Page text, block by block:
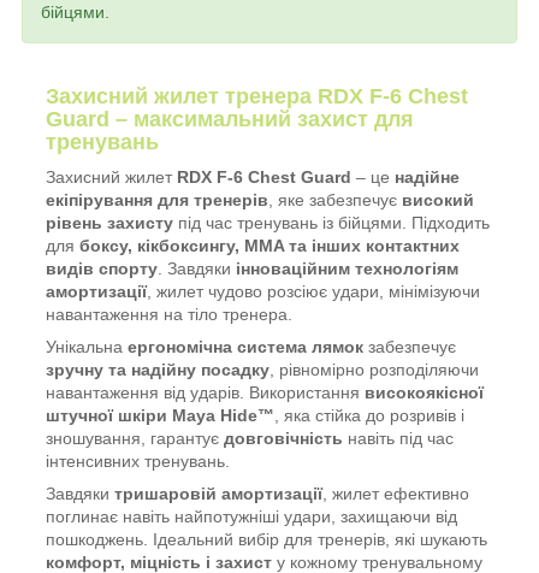
бійцями.
Захисний жилет тренера RDX F-6 Chest
Guard – максимальний захист для
тренувань
Захисний жилет RDX F-6 Chest Guard – це надійне
екіпірування для тренерів , яке забезпечує високий
рівень захисту під час тренувань із бійцями. Підходить
для боксу, кікбоксингу, MMA та інших контактних
видів спорту . Завдяки інноваційним технологіям
амортизації, жилет чудово розсіює удари, мінімізуючи
навантаження на тіло тренера.
Унікальна ергономічна система лямок забезпечує
зручну та надійну посадку , рівномірно розподіляючи
навантаження від ударів. Використання високоякісної
штучної шкіри Maya Hide™ , яка стійка до розривів і
зношування, гарантує довговічність навіть під час
інтенсивних тренувань.
Завдяки тришаровій амортизації, жилет ефективно
поглинає навіть найпотужніші удари, захищаючи від
пошкоджень. Ідеальний вибір для тренерів, які шукають
комфорт, міцність і захист у кожному тренувальному